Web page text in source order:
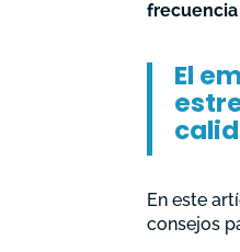
El
En este
consejos